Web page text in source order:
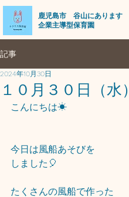
​鹿児島市 谷山にあります
企業主導型保育園
記事
１０月３０日（水）
2024年10月30日
こんにちは☀
今日は風船あそびを
しました🎈
たくさんの風船で作った